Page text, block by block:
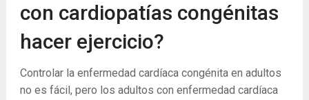
con cardiopatías congénitas
hacer ejercicio?
Controlar la enfermedad cardíaca congénita en adultos
no es fácil, pero los adultos con enfermedad cardíaca